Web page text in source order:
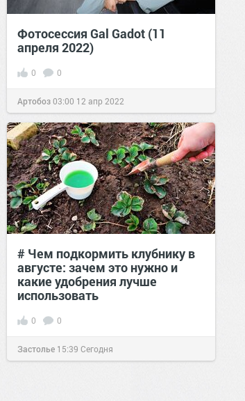
Фотосессия Gal Gadot (11
апреля 2022)
0 0
Артобоз03:00 12 апр 2022
# Чем подкормить клубнику в
августе: зачем это нужно и
какие удобрения лучше
использовать
0 0
Застолье 15:39 Сегодня